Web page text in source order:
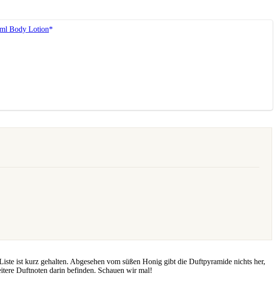
Body Lotion
ist kurz gehalten. Abgesehen vom süßen Honig gibt die Duftpyramide nichts her,
Duftnoten darin befinden. Schauen wir mal!